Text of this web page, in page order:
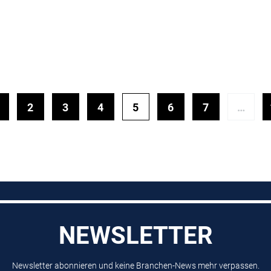
2 3 4 5 6 7 …
NEWSLETTER
Newsletter abonnieren und keine Branchen-News mehr verpassen.